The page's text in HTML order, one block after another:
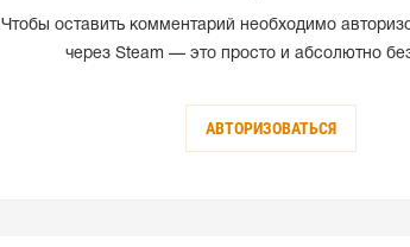
Чтобы оставить комментарий необходимо
через Steam — это просто и абсолютно
АВТОРИЗОВАТЬСЯ